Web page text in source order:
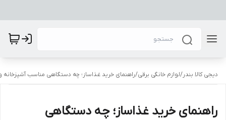
دیجی کالا بندر/لوازم خانگی برقی/راهنمای خرید غذاساز؛ چه دستگاهی مناسب
راهنمای خرید غذاساز؛ چه دستگاهی